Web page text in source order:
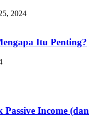
2024
Itu Penting?
Income (dan